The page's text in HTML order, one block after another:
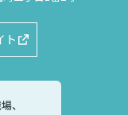
ト
、